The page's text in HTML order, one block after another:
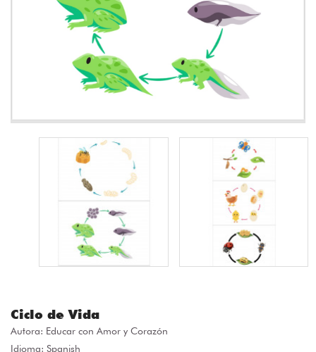
Ciclo de Vida
Autora: Educar con Amor y Corazón
Idioma: Spanish